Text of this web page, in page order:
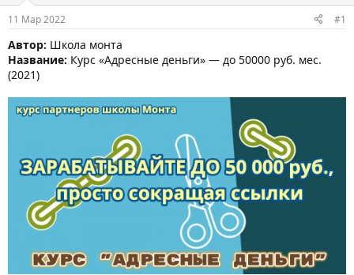
е
м
ы
а
л
а
11 Мар 2022 #1
Автор: Школа монта
Название: Курс «Адресные деньги» — до 50000 руб. мес.
(2021)